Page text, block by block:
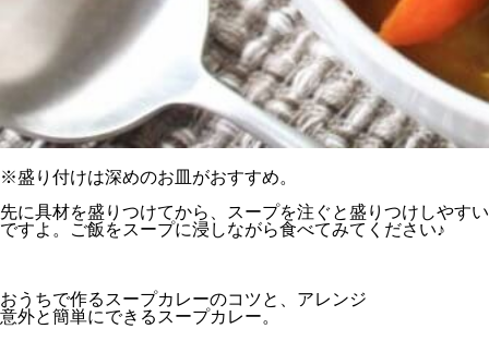
※盛り付けは深めのお皿がおすすめ。
先に具材を盛りつけてから、スープを注ぐと盛りつけしやすい
ですよ。ご飯をスープに浸しながら食べてみてください♪
おうちで作るスープカレーのコツと、アレンジ
意外と簡単にできるスープカレー。